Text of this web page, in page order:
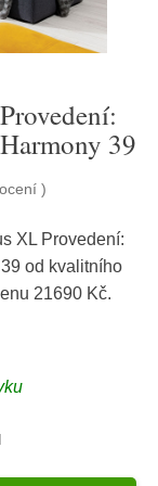
39
)
XL Provedení:
od kvalitního
21690 Kč.